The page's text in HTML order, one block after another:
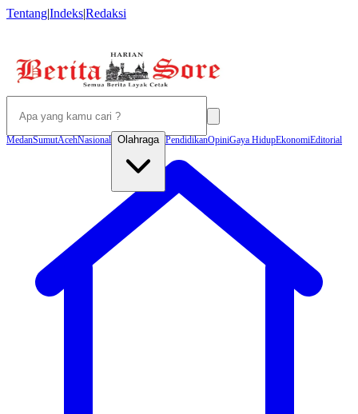
Tentang|Indeks|Redaksi
MedanSumutAcehNasional Olahraga PendidikanOpiniGaya HidupEkonomiEditorial